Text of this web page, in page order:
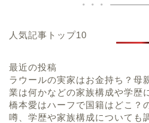
人気記事トップ10
最近の投稿
ラウールの実家はお金持ち？母
業は何かなどの家族構成や学歴
橋本愛はハーフで国籍はどこ？
噂、学歴や家族構成についても